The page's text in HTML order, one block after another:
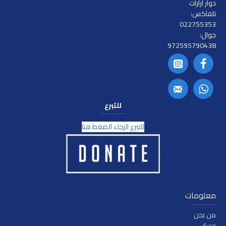
دوار أرارات
تلفاكس:
022755353
جوال:
972595790438
للتبرع
للتبرع الرجاء الضغط هنا
معلومات
من نحن